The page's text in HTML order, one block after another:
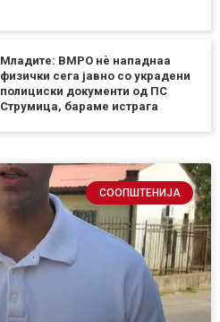
Младите: ВМРО нè нападнаа
физички сега јавно со украдени
полициски документи од ПС
Струмица, бараме истрага
СООПШТЕНИЈА